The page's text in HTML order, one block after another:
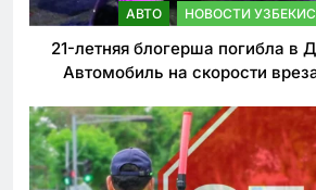
АВТО НОВОСТИ
21-летняя блогерша погибла в
Автомобиль на скорости